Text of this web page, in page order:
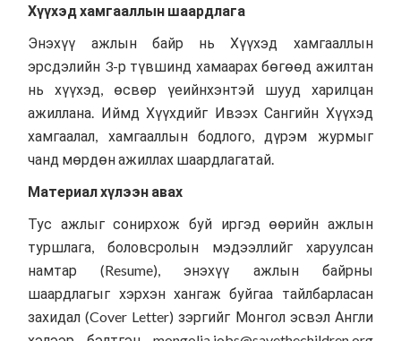
Хүүхэд хамгааллын шаардлага
Энэхүү ажлын байр нь Хүүхэд хамгааллын
эрсдэлийн 3-р түвшинд хамаарах бөгөөд ажилтан
нь хүүхэд, өсвөр үеийнхэнтэй шууд харилцан
ажиллана. Иймд Хүүхдийг Ивээх Сангийн Хүүхэд
хамгаалал, хамгааллын бодлого, дүрэм журмыг
чанд мөрдөн ажиллах шаардлагатай.
Материал хүлээн авах
Тус ажлыг сонирхож буй иргэд өөрийн ажлын
туршлага, боловсролын мэдээллийг харуулсан
намтар (Resume), энэхүү ажлын байрны
шаардлагыг хэрхэн хангаж буйгаа тайлбарласан
захидал (Cover Letter) зэргийг Монгол эсвэл Англи